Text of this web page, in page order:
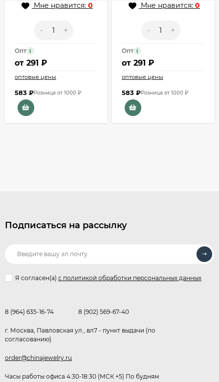
Мне нравится: 0
- +
Опт i
от 291 ₽
оптовые цены
583 ₽Розница от 1000 ₽
Мне нравится: 0
- +
Опт i
от 291 ₽
оптовые цены
583 ₽Розница от 1000 ₽
Подписаться на рассылку
Я согласен(a) с политикой обработки персональных данных
8 (964) 635-16-74 8 (902) 569-67-40
г. Москва, Павловская ул., вл7 - пункт выдачи (по
согласованию)
order@chinajewelry.ru
Часы работы офиса 4:30-18:30 (МСК +5) По будням